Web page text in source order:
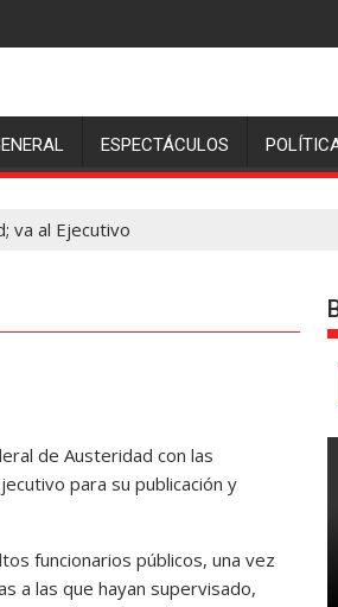
ESPECTÁCULOS
va al Ejecutivo
de Austeridad con las
para su publicación y
funcionarios públicos, una vez
a las que hayan supervisado,